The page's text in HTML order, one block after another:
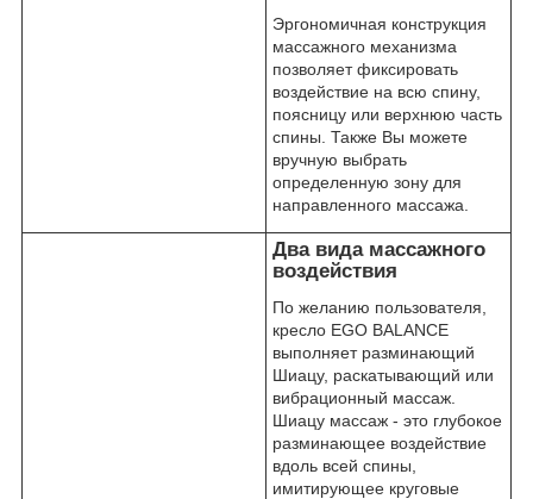
Эргономичная конструкция
массажного механизма
позволяет фиксировать
воздействие на всю спину,
поясницу или верхнюю часть
спины. Также Вы можете
вручную выбрать
определенную зону для
направленного массажа.
Два вида массажного
воздействия
По желанию пользователя,
кресло EGO BALANCE
выполняет разминающий
Шиацу, раскатывающий или
вибрационный массаж.
Шиацу массаж - это глубокое
разминающее воздействие
вдоль всей спины,
имитирующее круговые